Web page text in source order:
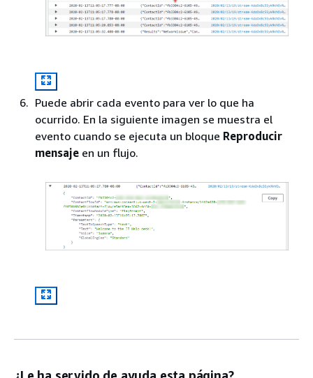
Puede abrir cada evento para ver lo que ha
ocurrido. En la siguiente imagen se muestra el
evento cuando se ejecuta un bloque Reproducir
mensaje en un flujo.